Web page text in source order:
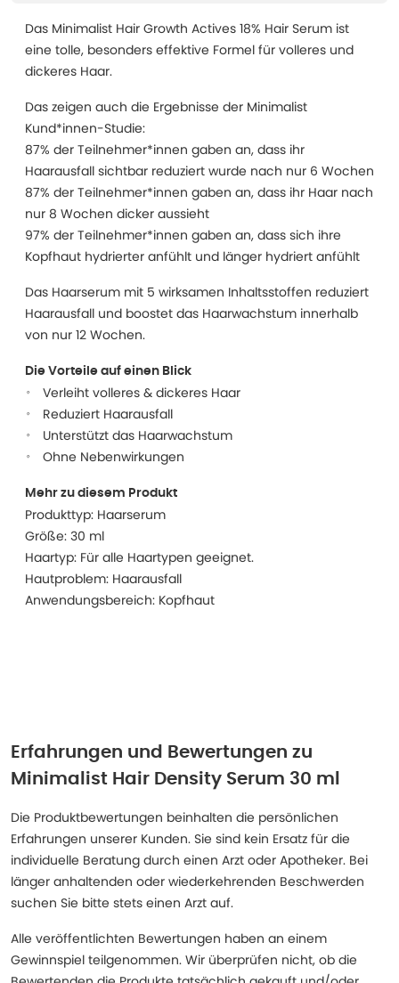
Das Minimalist Hair Growth Actives 18% Hair Serum ist
eine tolle, besonders effektive Formel für volleres und
dickeres Haar.
Das zeigen auch die Ergebnisse der Minimalist
Kund*innen-Studie:
87% der Teilnehmer*innen gaben an, dass ihr
Haarausfall sichtbar reduziert wurde nach nur 6 Wochen
87% der Teilnehmer*innen gaben an, dass ihr Haar nach
nur 8 Wochen dicker aussieht
97% der Teilnehmer*innen gaben an, dass sich ihre
Kopfhaut hydrierter anfühlt und länger hydriert anfühlt
Das Haarserum mit 5 wirksamen Inhaltsstoffen reduziert
Haarausfall und boostet das Haarwachstum innerhalb
von nur 12 Wochen.
Die Vorteile auf einen Blick
Verleiht volleres & dickeres Haar
Reduziert Haarausfall
Unterstützt das Haarwachstum
Ohne Nebenwirkungen
Mehr zu diesem Produkt
Produkttyp: Haarserum
Größe: 30 ml
Haartyp: Für alle Haartypen geeignet.
Hautproblem: Haarausfall
Anwendungsbereich: Kopfhaut
Erfahrungen und Bewertungen zu
Minimalist Hair Density Serum 30 ml
Die Produktbewertungen beinhalten die persönlichen
Erfahrungen unserer Kunden. Sie sind kein Ersatz für die
individuelle Beratung durch einen Arzt oder Apotheker. Bei
länger anhaltenden oder wiederkehrenden Beschwerden
suchen Sie bitte stets einen Arzt auf.
Alle veröffentlichten Bewertungen haben an einem
Gewinnspiel teilgenommen. Wir überprüfen nicht, ob die